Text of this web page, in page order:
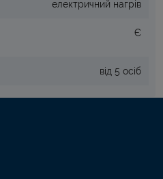
електричний нагрів
Є
від 5 осіб